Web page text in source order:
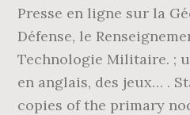
Presse en ligne sur la
Défense, le
Technologie Militaire. ;
en anglais, des jeux… .
copies of the primary